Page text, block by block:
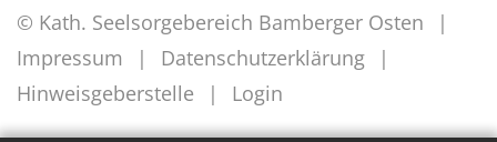
© Kath. Seelsorgebereich Bamberger Osten
Impressum
Datenschutzerklärung
Hinweisgeberstelle
Login